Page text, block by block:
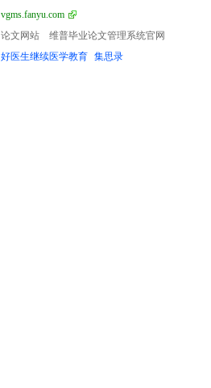
vgms.fanyu.com
论文网站
维普毕业论文管理系统官网
好医生继续医学教育 集思录